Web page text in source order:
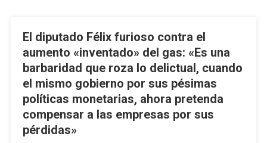
El diputado Félix furioso contra el
aumento «inventado» del gas: «Es una
barbaridad que roza lo delictual, cuando
el mismo gobierno por sus pésimas
políticas monetarias, ahora pretenda
compensar a las empresas por sus
pérdidas»